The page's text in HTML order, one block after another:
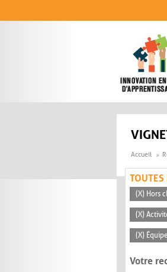
Accueil
(X) Hors
(X)
(X) Équipe
Votre